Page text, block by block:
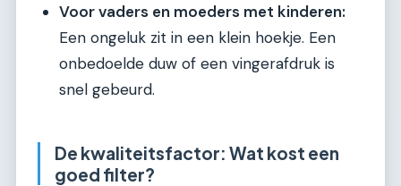
Voor vaders en moeders met kinderen:
Een ongeluk zit in een klein hoekje. Een
onbedoelde duw of een vingerafdruk is
snel gebeurd.
De kwaliteitsfactor: Wat kost een
goed filter?